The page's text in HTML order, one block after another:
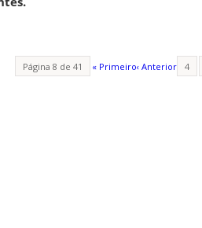
Página 8 de 41 « Primeiro‹ Anterior 4